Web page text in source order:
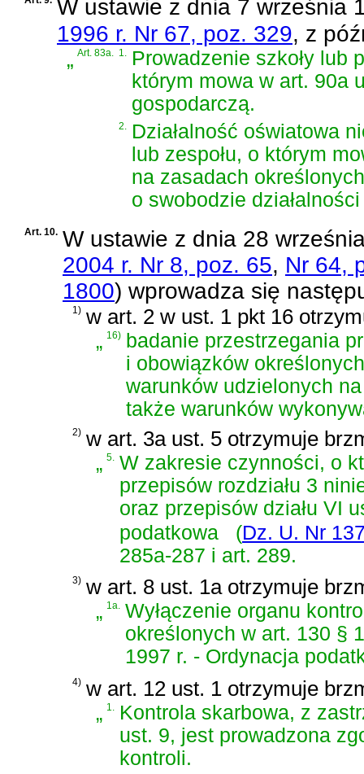
W ustawie z dnia 7 września
1996 r. Nr 67, poz. 329, z
„Art. 83a. 1.
Prowadzenie szkoły lub
którym mowa w art. 90a
gospodarczą.
2.
Działalność oświatowa
lub zespołu, o którym
na zasadach
o swobodzie
Art. 10. W ustawie z dnia 28
2004 r. Nr 8, poz. 65, Nr 64,
1800) wprowadza się
1) w art. 2 w ust. 1 pkt 16
„16) badanie przestrzegania
i obowiązków
warunków udzielonych
także warunków
2) w art. 3a ust. 5 otrzymuje
„5. W zakresie czynności, o
przepisów rozdziału 3
oraz przepisów działu VI
podatkowa
(Dz. U. Nr
285a-287 i art. 289.
3) w art. 8 ust. 1a otrzymuje
„1a. Wyłączenie organu
określonych w art. 130 §
1997 r. - Ordynacja
4) w art. 12 ust. 1 otrzymuje
„1. Kontrola skarbowa, z
ust. 9, jest prowadzona
kontroli.